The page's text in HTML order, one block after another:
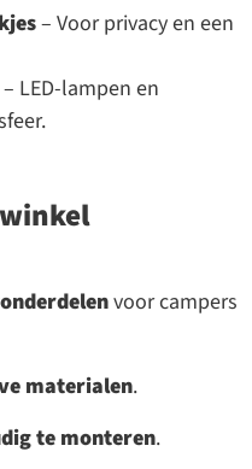
– Voor privacy en een
– LED-lampen en
voor campers
materialen.
te monteren.